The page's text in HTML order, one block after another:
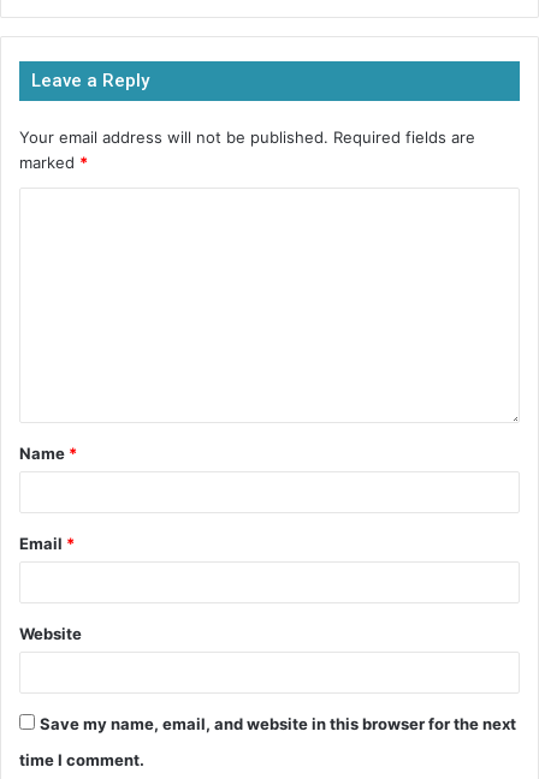
c
e
b
o
o
itt
er
at
s
A
p
p
s
s
e
n
g
ar
e
Leave a Reply
Your email address will not be published. Required fields are
marked *
Name *
Email *
Website
Save my name, email, and website in this browser for the next
time I comment.